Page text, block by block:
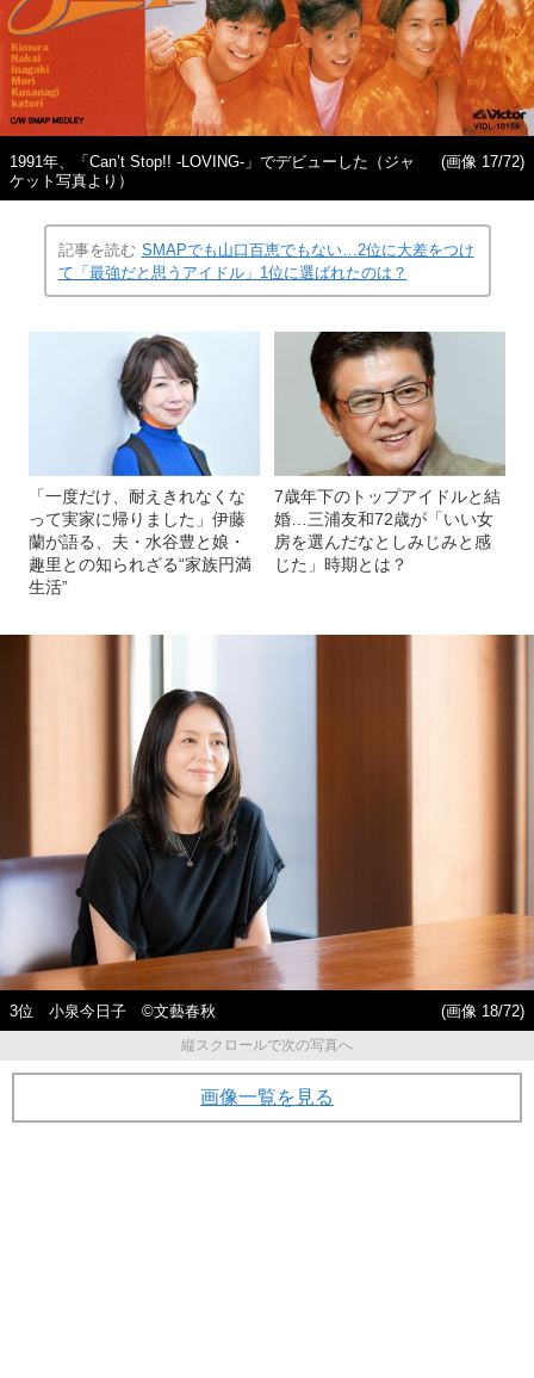
1991年、「Can’t Stop!! -LOVING-」でデビューした（ジャ
ケット写真より）
(画像 17/72)
記事を読む SMAPでも山口百恵でもない…2位に大差をつけ
て「最強だと思うアイドル」1位に選ばれたのは？
「一度だけ、耐えきれなくな
って実家に帰りました」伊藤
蘭が語る、夫・水谷豊と娘・
趣里との知られざる“家族円満
生活”
7歳年下のトップアイドルと結
婚…三浦友和72歳が「いい女
房を選んだなとしみじみと感
じた」時期とは？
3位 小泉今日子 ©文藝春秋
(画像 18/72)
縦スクロールで次の写真へ
画像一覧を見る